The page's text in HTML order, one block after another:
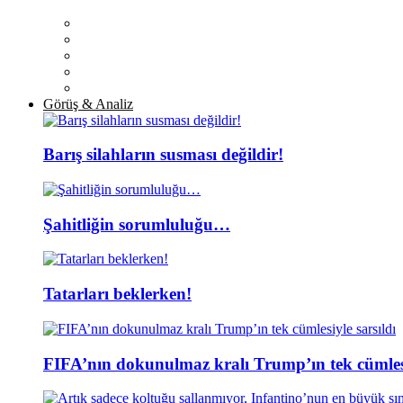
Görüş & Analiz
Barış silahların susması değildir!
Şahitliğin sorumluluğu…
Tatarları beklerken!
FIFA’nın dokunulmaz kralı Trump’ın tek